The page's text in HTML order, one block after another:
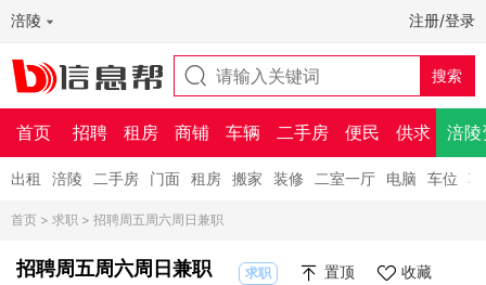
涪陵 注册/登录
首页 招聘 租房 商铺 车辆 二手房 便民 供求 涪陵
出租 涪陵 二手房 门面 租房 搬家 装修 二室一厅 电脑 车位
首页 > 求职 > 招聘周五周六周日兼职
招聘周五周六周日兼职 求职 置顶 收藏